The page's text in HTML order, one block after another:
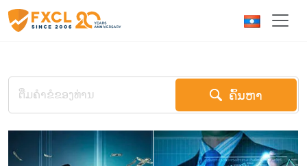
ຄົ້ນຫາ